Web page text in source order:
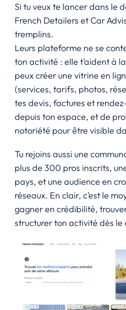
Si tu veux te lancer dans le
French Detailers et Car
tremplins.
Leurs plateforme ne se
ton activité : elle t’aident à
peux créer une vitrine en
(services, tarifs, photos,
tes devis, factures et
depuis ton espace, et de
notoriété pour être visible
Tu rejoins aussi une
plus de 300 pros inscrits,
pays, et une audience en
réseaux. En clair, c’est le
gagner en crédibilité,
structurer ton activité dès le